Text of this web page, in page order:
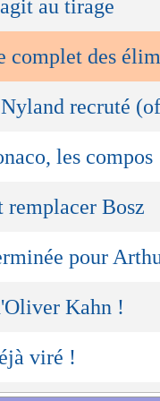
Suède,
Monténégro,
Slovénie,
Herzégovine,
au tirage
complet des
recruté
les compos
Bosz
pour
Kahn !
viré !